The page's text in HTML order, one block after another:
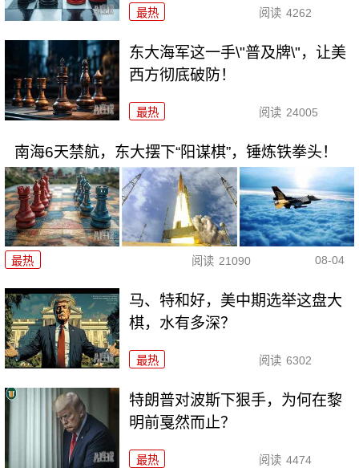
最热 阅读 4262
东大海军这一手\"普及牌\"，让美
西方彻底破防！
最热 阅读 24005
南海6天禁航，东大摆下“阳谋棋”，锤炼铁拳头！
最热 阅读 21090 08-04
马、特和好，美中期选举这盘大
棋，水有多深？
最热 阅读 6302
特朗普对波斯下狠手，为何在黎
明前戛然而止？
最热 阅读 4474